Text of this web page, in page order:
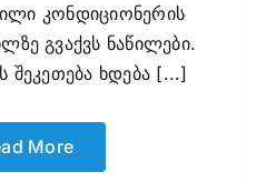
კონდიციონერის
გვაქვს ნაწილები.
შეკეთება ხდება [...]
More